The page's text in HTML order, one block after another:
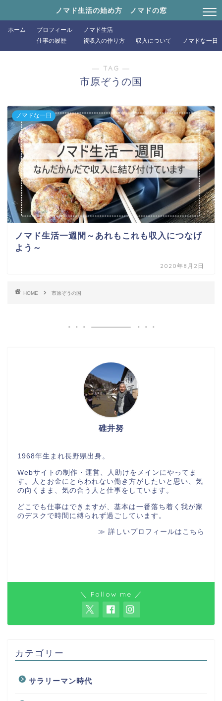
ノマド生活の始め方 ノマドの窓
ホーム
プロフィール
仕事の履歴
ノマド生活
複収入の作り方
収入について ノマドな一日
― TAG ―
市原ぞうの国
ノマドな一日
ノマド生活一週間～あれもこれも収入につなげ
よう～
2020年8月2日
HOME 市原ぞうの国
碓井努
1968年生まれ長野県出身。
Webサイトの制作・運営、人助けをメインにやってま
す。人とお金にとらわれない働き方がしたいと思い、気
の向くまま、気の合う人と仕事をしています。
どこでも仕事はできますが、基本は一番落ち着く我が家
のデスクで時間に縛られず過ごしています。
≫ 詳しいプロフィールはこちら
＼ Follow me ／
カテゴリー
サラリーマン時代